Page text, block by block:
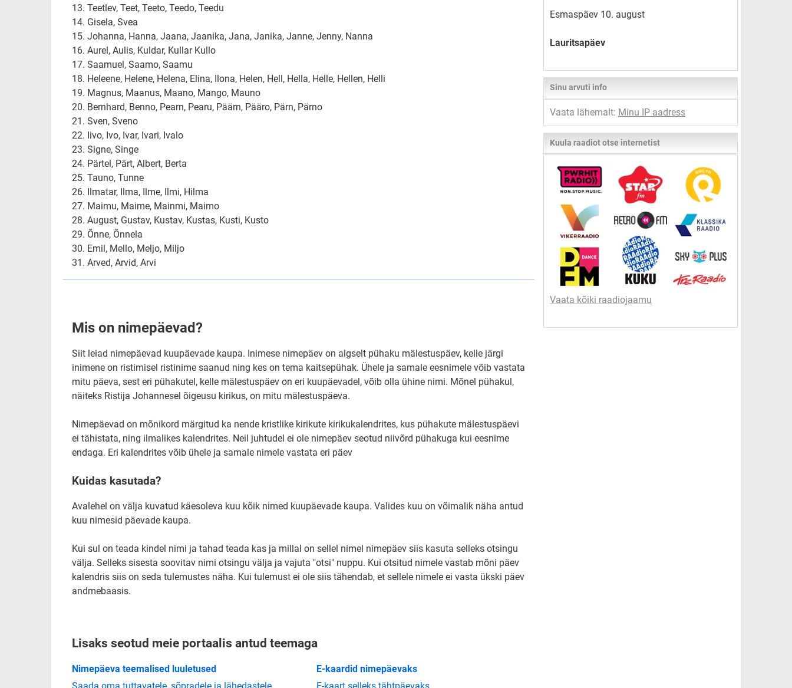
13. Teetlev, Teet, Teeto, Teedo, Teedu
14. Gisela, Svea
15. Johanna, Hanna, Jaana, Jaanika, Jana, Janika, Janne, Jenny, Nanna
16. Aurel, Aulis, Kuldar, Kullar Kullo
17. Saamuel, Saamo, Saamu
18. Heleene, Helene, Helena, Elina, Ilona, Helen, Hell, Hella, Helle, Hellen, Helli
19. Magnus, Maanus, Maano, Mango, Mauno
20. Bernhard, Benno, Pearn, Pearu, Päärn, Pääro, Pärn, Pärno
21. Sven, Sveno
22. Iivo, Ivo, Ivar, Ivari, Ivalo
23. Signe, Singe
24. Pärtel, Pärt, Albert, Berta
25. Tauno, Tunne
26. Ilmatar, Ilma, Ilme, Ilmi, Hilma
27. Maimu, Maime, Mainmi, Maimo
28. August, Gustav, Kustav, Kustas, Kusti, Kusto
29. Õnne, Õnnela
30. Emil, Mello, Meljo, Miljo
31. Arved, Arvid, Arvi
Mis on nimepäevad?
Siit leiad nimepäevad kuupäevade kaupa. Inimese nimepäev on algselt pühaku mälestuspäev, kelle järgi
inimene on ristimisel ristinime saanud ning kes on tema kaitsepühak. Ühele ja samale eesnimele võib vastata
mitu päeva, sest eri pühakutel, kelle mälestuspäev on eri kuupäevadel, võib olla ühine nimi. Mõnel pühakul,
näiteks Ristija Johannesel õigeusu kirikus, on mitu mälestuspäeva.
Nimepäevad on mõnikord märgitud ka nende kristlike kirikute kirikukalendrites, kus pühakute mälestuspäevi
ei tähistata, ning ilmalikes kalendrites. Neil juhtudel ei ole nimepäev seotud niivõrd pühakuga kui eesnime
endaga. Eri kalendrites võib ühele ja samale nimele vastata eri päev
Kuidas kasutada?
Avalehel on välja kuvatud käesoleva kuu kõik nimed kuupäevade kaupa. Valides kuu on võimalik näha antud
kuu nimesid päevade kaupa.
Kui sul on teada kindel nimi ja tahad teada kas ja millal on sellel nimel nimepäev siis kasuta selleks otsingu
välja. Selleks sisesta soovitav nimi otsingu välja ja vajuta "otsi" nuppu. Kui otsitud nimele vastab mõni päev
kalendris siis on seda tulemustes näha. Kui tulemust ei ole siis tähendab, et sellele nimele ei vasta ükski päev
andmebaasis.
Lisaks seotud meie portaalis antud teemaga
Nimepäeva teemalised luuletused
Saada oma tuttavatele, sõpradele ja lähedastele
E-kaardid nimepäevaks
E-kaart selleks tähtpäevaks
Esmaspäev 10. august
Lauritsapäev
Sinu arvuti info
Vaata lähemalt: Minu IP aadress
Kuula raadiot otse internetist
Vaata kõiki raadiojaamu